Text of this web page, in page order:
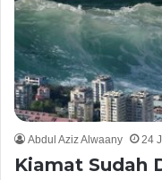
Abdul Aziz Alwaany 24
Kiamat Sudah